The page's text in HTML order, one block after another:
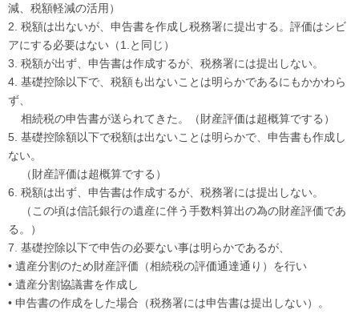
減、税額軽減の活用）
2. 税額は出ないが、申告書を作成し税務署に提出する。評価はシビ
アにする必要はない（1.と同じ）
3. 税額が出ず、申告書は作成するが、税務署には提出しない。
4. 基礎控除以下で、税額も出ないことは明らかであるにもかかわら
ず、
相続税の申告書が送られてきた。（財産評価は超概算でする）
5. 基礎控除額以下で税額は出ないことは明らかで、申告書も作成し
ない。
（財産評価は超概算でする）
6. 税額は出ず、申告書は作成するが、税務署には提出しない。
（この頃は信託銀行の遺産に伴う手数料算出の為の財産評価であ
る。）
7. 基礎控除以下で申告の必要ない事は明らかであるが、
• 遺産分割のため財産評価（相続税の評価通達通り）を行い
• 遺産分割協議書を作成し
• 申告書の作成をした場合（税務署には申告書は提出しない）。